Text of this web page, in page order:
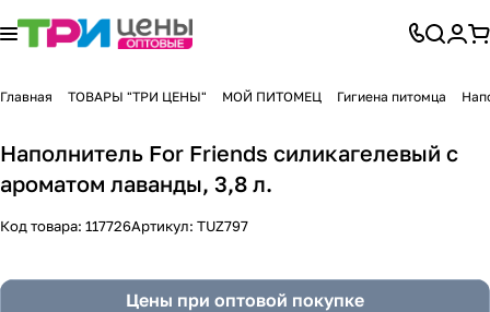
Главная ТОВАРЫ "ТРИ ЦЕНЫ" МОЙ ПИТОМЕЦ Гигиена питомца
Наполнитель For Friends силикагелевый с
ароматом лаванды, 3,8 л.
Код товара: 117726Артикул: TUZ797
Цены при оптовой покупке